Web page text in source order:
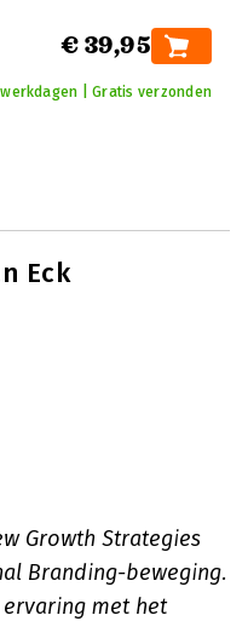
€ 39,95
| Gratis verzonden
Eck
Growth Strategies
Branding-beweging.
met het